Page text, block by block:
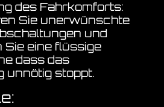
des Fahrkomforts:
Sie unerwünschte
und
Sie eine flüssige
dass das
unnötig stoppt.